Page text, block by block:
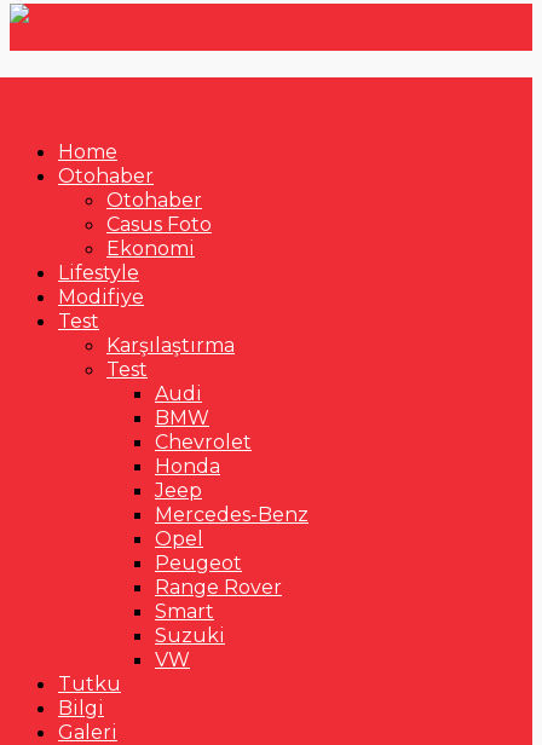
Home
Otohaber
Otohaber
Casus Foto
Ekonomi
Lifestyle
Modifiye
Test
Karşılaştırma
Test
Audi
BMW
Chevrolet
Honda
Jeep
Mercedes-Benz
Opel
Peugeot
Range Rover
Smart
Suzuki
VW
Tutku
Bilgi
Galeri